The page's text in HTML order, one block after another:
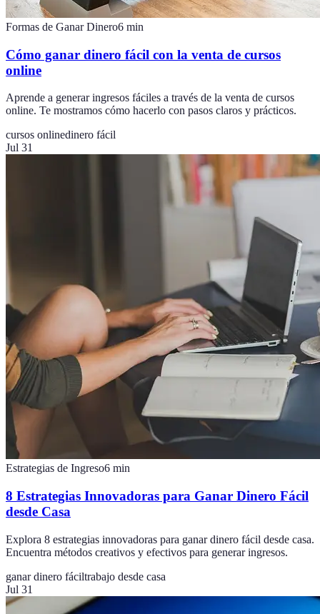
Formas de Ganar Dinero6 min
Cómo ganar dinero fácil con la venta de cursos
online
Aprende a generar ingresos fáciles a través de la venta de cursos
online. Te mostramos cómo hacerlo con pasos claros y prácticos.
cursos onlinedinero fácil
Jul 31
Estrategias de Ingreso6 min
8 Estrategias Innovadoras para Ganar Dinero Fácil
desde Casa
Explora 8 estrategias innovadoras para ganar dinero fácil desde casa.
Encuentra métodos creativos y efectivos para generar ingresos.
ganar dinero fáciltrabajo desde casa
Jul 31